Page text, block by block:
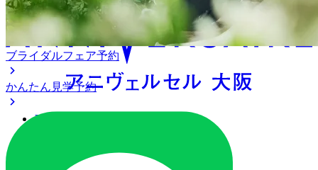
アクセス
ご列席の皆様へ
ブライダルフェア予約
かんたん見学予約